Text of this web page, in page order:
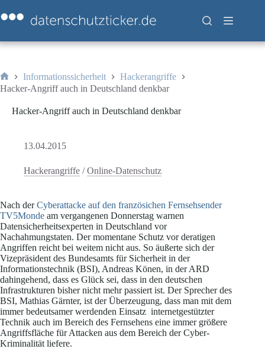
Inhalt
springen
Start
Informationssicherheit
Hackerangriffe
Hacker-Angriff auch in Deutschland denkbar
Hacker-Angriff auch in Deutschland denkbar
13.04.2015
Hackerangriffe /Online-Datenschutz
Nach derCyberattacke auf den französichen Fernsehsender
TV5Monde am vergangenen Donnerstag warnen
Datensicherheitsexperten in Deutschland vor
Nachahmungstaten. Der momentane Schutz vor deratigen
Angriffen reicht bei weitem nicht aus. So äußerte sich der
Vizepräsident des Bundesamts für Sicherheit in der
Informationstechnik (BSI), Andreas Könen, in der ARD
dahingehend, dass es Glück sei, dass in den deutschen
Infrastrukturen bisher nicht mehr passiert ist. Der Sprecher des
BSI, Mathias Gärnter, ist der Überzeugung, dass man mit dem
immer bedeutsamer werdenden Einsatz internetgestützter
Technik auch im Bereich des Fernsehens eine immer größere
Angriffsfläche für Attacken aus dem Bereich der Cyber-
Kriminalität liefere.